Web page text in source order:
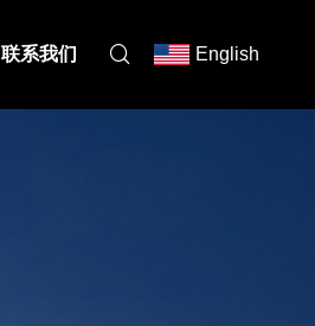
联系我们 English